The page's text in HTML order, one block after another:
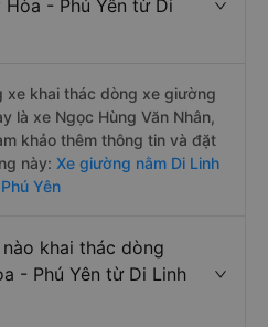
- Phú Yên từ Di
xe khai thác dòng xe giường
là xe Ngọc Hùng Văn Nhân,
khảo thêm thông tin và đặt
này: Xe giường nằm Di Linh
Yên
khai thác dòng
- Phú Yên từ Di Linh